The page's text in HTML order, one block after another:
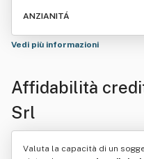
ANZIANITÁ
Vedi più informazioni
Affidabilità
Srl
Valuta la capacità di un